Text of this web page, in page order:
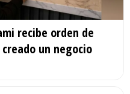
recibe orden de
un negocio